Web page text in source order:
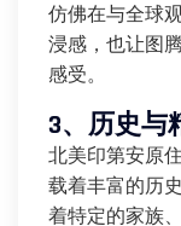
仿佛在与全球
浸感，也让图
感受。
3、历史与
北美印第安原
载着丰富的历
着特定的家族